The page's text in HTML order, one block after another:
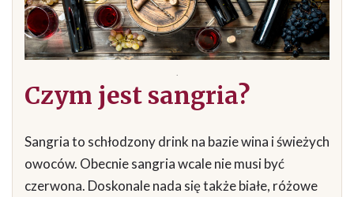
Czym jest sangria?
Sangria to schłodzony drink na bazie wina i świeżych
owoców. Obecnie sangria wcale nie musi być
czerwona. Doskonale nada się także białe, różowe